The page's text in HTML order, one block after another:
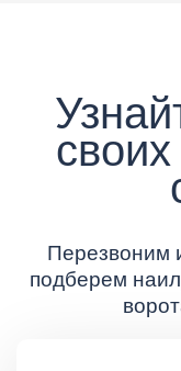
Перезвоним
подберем